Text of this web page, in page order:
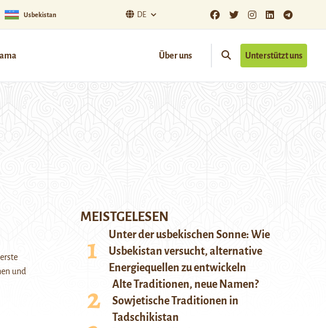
Usbekistan DE
Über uns Unterstützt uns
und
MEISTGELESEN
Unter der usbekischen Sonne: Wie
Usbekistan versucht, alternative
Energiequellen zu entwickeln
Alte Traditionen, neue Namen?
Sowjetische Traditionen in
Tadschikistan